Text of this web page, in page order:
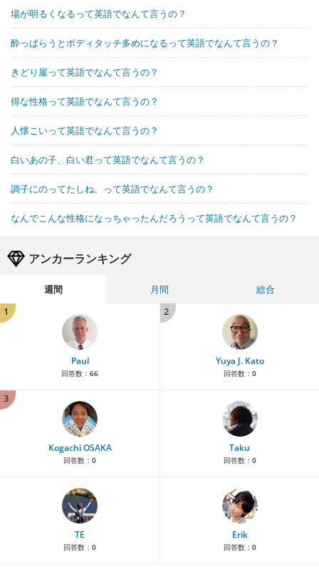
場が明るくなるって英語でなんて言うの？
酔っぱらうとボディタッチ多めになるって英語でなんて言うの？
きどり屋って英語でなんて言うの？
得な性格って英語でなんて言うの？
人懐こいって英語でなんて言うの？
白いあの子、白い君って英語でなんて言うの？
調子にのってたしね。って英語でなんて言うの？
なんでこんな性格になっちゃったんだろうって英語でなんて言うの？
アンカーランキング
週間 月間
総合
1
Paul
回答数： 66
2
Yuya J. Kato
回答数： 0
3
Kogachi OSAKA
回答数： 0
Taku
回答数： 0
TE
回答数： 0
Erik
回答数： 0